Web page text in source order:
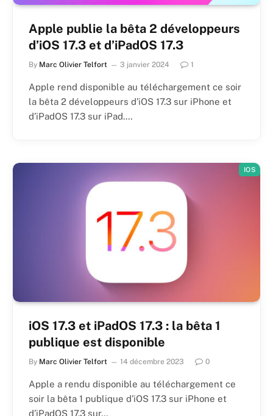
Apple publie la bêta 2 développeurs
d’iOS 17.3 et d’iPadOS 17.3
By Marc Olivier Telfort 3 janvier 2024 1
Apple rend disponible au téléchargement ce soir
la bêta 2 développeurs d’iOS 17.3 sur iPhone et
d’iPadOS 17.3 sur iPad.…
IOS
iOS 17.3 et iPadOS 17.3 : la bêta 1
publique est disponible
By Marc Olivier Telfort 14 décembre 2023 0
Apple a rendu disponible au téléchargement ce
soir la bêta 1 publique d’iOS 17.3 sur iPhone et
d’iPadOS 17.3 sur…